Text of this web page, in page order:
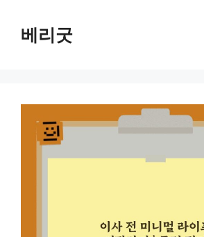
베리굿